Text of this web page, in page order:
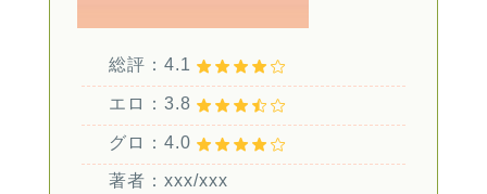
総評：4.1
エロ：3.8
グロ：4.0
著者：xxx/xxx